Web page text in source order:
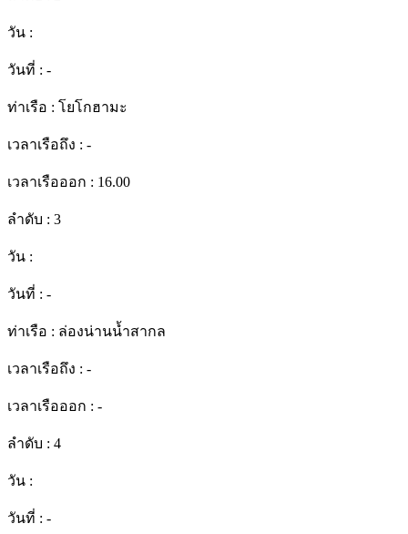
วัน :
วันที่ : -
ท่าเรือ : โยโกฮามะ
เวลาเรือถึง : -
เวลาเรือออก : 16.00
ลำดับ : 3
วัน :
วันที่ : -
ท่าเรือ : ล่องน่านน้ำสากล
เวลาเรือถึง : -
เวลาเรือออก : -
ลำดับ : 4
วัน :
วันที่ : -